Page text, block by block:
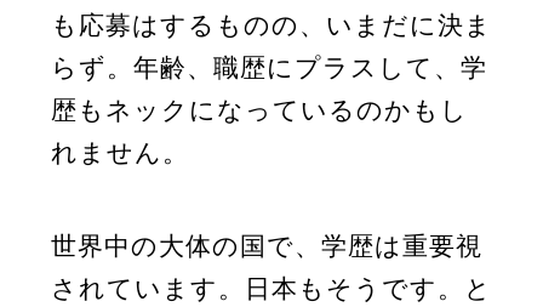
も応募はするものの、いまだに決ま
らず。年齢、職歴にプラスして、学
歴もネックになっているのかもし
れません。
世界中の大体の国で、学歴は重要視
されています。日本もそうです。と